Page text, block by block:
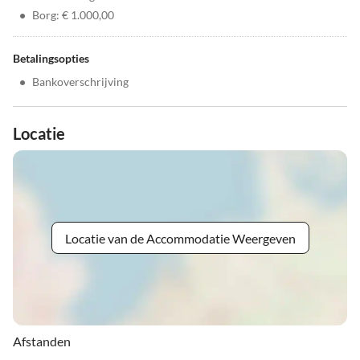
• Borg: € 1.000,00
Betalingsopties
• Bankoverschrijving
Locatie
Locatie van de Accommodatie Weergeven
Afstanden